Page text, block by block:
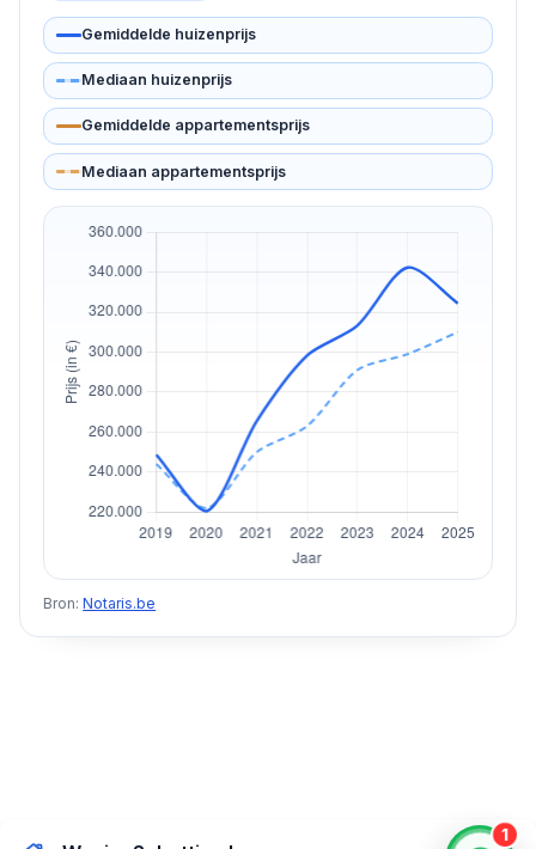
Gemiddelde huizenprijs
Mediaan huizenprijs
Gemiddelde appartementsprijs
Mediaan appartementsprijs
Bron:Notaris.be
1